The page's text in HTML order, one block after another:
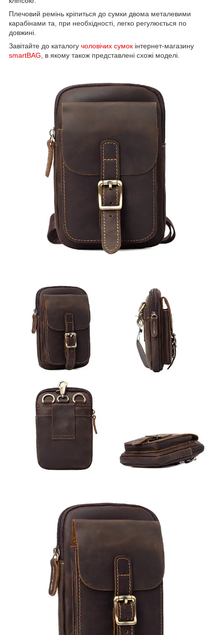
Плечовий ремінь кріпиться до сумки двома металевими
карабінами та, при необхідності, легко регулюється по
довжині.
Завітайте до каталогу чоловічих сумок інтернет-магазину
smartBAG , в якому також представлені схожі моделі.